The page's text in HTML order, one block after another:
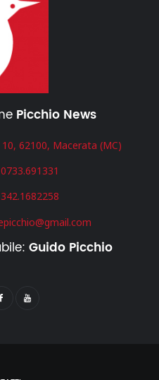
Picchio News
62100, Macerata (MC)
Guido Picchio